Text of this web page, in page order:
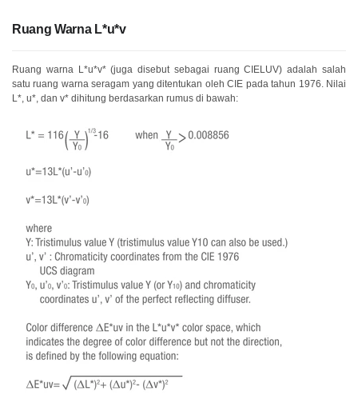
Ruang Warna L*u*v
Ruang warna L*u*v* (juga disebut sebagai ruang CIELUV) adalah salah
satu ruang warna seragam yang ditentukan oleh CIE pada tahun 1976. Nilai
L*, u*, dan v* dihitung berdasarkan rumus di bawah: